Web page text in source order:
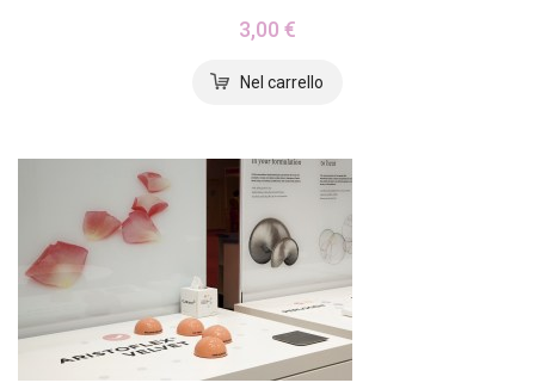
3,00 €